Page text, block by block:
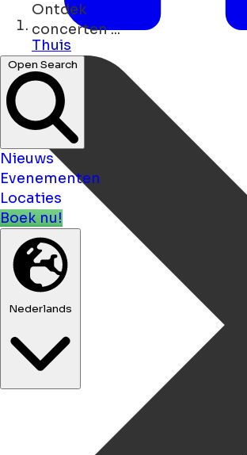
Ontdek
restaurants ...
Open Search
Nieuws
Evenementen
Locaties
Boek nu!
Nederlands
Thuis